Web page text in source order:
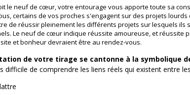
le neuf de cœur, votre entourage vous apporte toute sa
certains de vos proches s'engagent sur des projets
de réussir pleinement les différents projets sur lesquels
Le neuf de cœur indique réussite amoureuse, et réussite
et bonheur devraient être au rendez-vous.
de votre tirage se cantonne à la symbolique
difficile de comprendre les liens réels qui existent entre